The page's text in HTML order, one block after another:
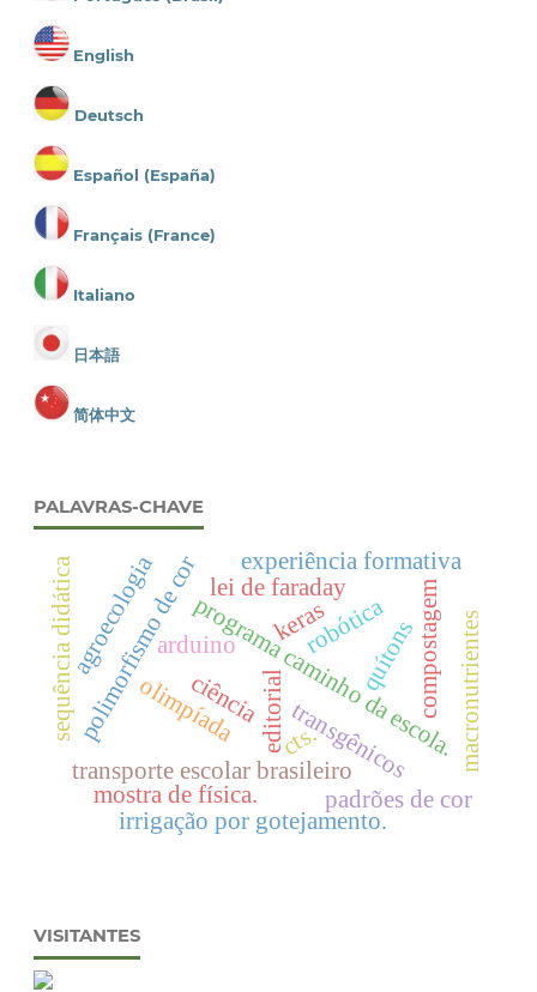
English
Deutsch
Español (España)
Français (France)
Italiano
日本語
简体中文
PALAVRAS-CHAVE
editorial
olimpíada
transporte escolar brasileiro
programa caminho da escola.
padrões de cor
polimorfismo de cor quítons
robótica
keras
mostra de física.
irrigação por gotejamento.
sequência didática transgênicos
cts.
agroecologia compostagem
lei de faraday
experiência formativa
ciência macronutrientes
arduino
VISITANTES